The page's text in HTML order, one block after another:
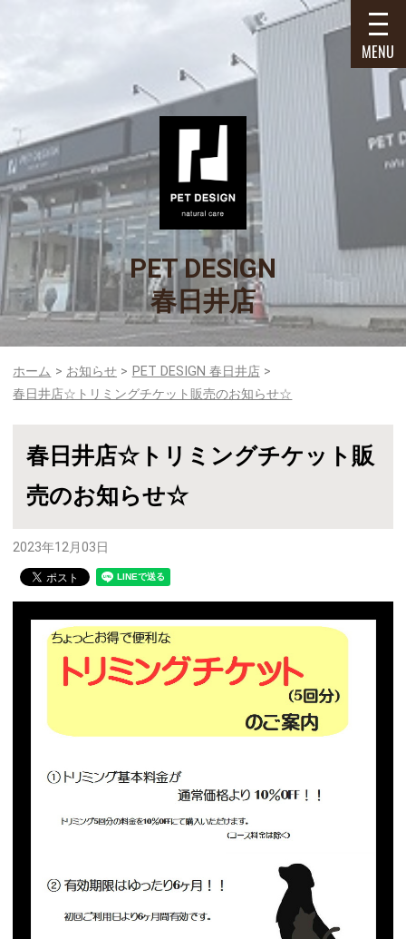
PET DESIGN
春日井店
MENU
ホーム お知らせ
PET DESIGN 春日井店
春日井店☆トリミングチケット販売のお知らせ☆
春日井店☆トリミングチケット販
売のお知らせ☆
2023年12月03日